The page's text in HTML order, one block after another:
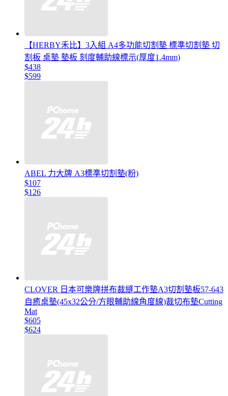
【HERBY禾比】3入組 A4多功能切割墊 標準切割墊 切
割板 桌墊 墊板 刻度輔助線標示(厚度1.4mm)
$438
$599
ABEL 力大牌 A3標準切割墊(粉)
$107
$126
CLOVER 日本可樂牌拼布裁縫工作墊A3切割墊板57-643
自癒桌墊(45x32公分/方眼輔助線角度線)裁切布墊Cutting
Mat
$605
$624